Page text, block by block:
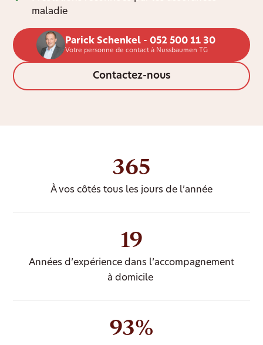
maladie
Parick Schenkel - 052 500 11 30
Votre personne de contact à Nussbaumen TG
Contactez-nous
365
À vos côtés tous les jours de l’année
19
Années d’expérience dans l’accompagnement
à domicile
93%